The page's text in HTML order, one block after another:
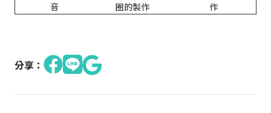
音
圈的製作
作
分享：